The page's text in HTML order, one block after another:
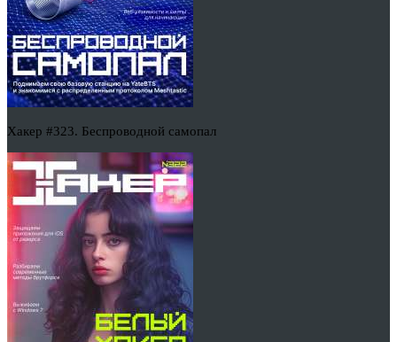
Хакер #323. Беспроводной самопал